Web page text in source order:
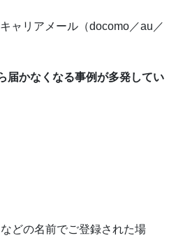
ャリアメール（docomo／au／
届かなくなる事例が多発してい
どの名前でご登録された場